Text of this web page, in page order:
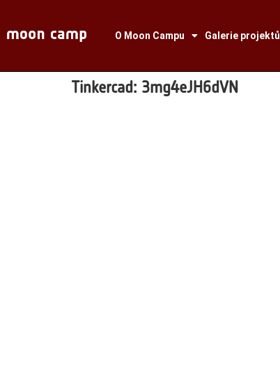
O Moon Campu Galerie projektů
Tinkercad: 3mg4eJH6dVN